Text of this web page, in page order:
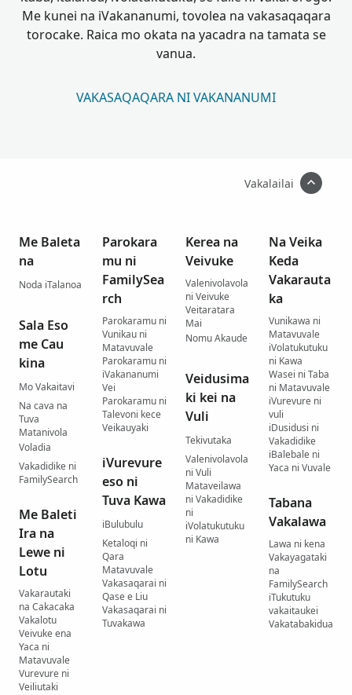
Me kunei na iVakananumi, tovolea na vakasaqaqara
torocake. Raica mo okata na yacadra na tamata se
vanua.
VAKASAQAQARA NI VAKANANUMI
Vakalailai
Me Baleta
na
Noda iTalanoa
Sala Eso
me Cau
kina
Mo Vakaitavi
Na cava na
Tuva
Matanivola
Voladia
Vakadidike ni
FamilySearch
Me Baleti
Ira na
Lewe ni
Lotu
Vakarautaki
na Cakacaka
Vakalotu
Veivuke ena
Yaca ni
Matavuvale
Vurevure ni
Veiliutaki
Parokara
mu ni
FamilySea
rch
Parokaramu ni
Vunikau ni
Matavuvale
Parokaramu ni
iVakananumi
Vei
Parokaramu ni
Talevoni kece
Veikauyaki
iVurevure
eso ni
Tuva Kawa
iBulubulu
Ketaloqi ni
Qara
Matavuvale
Vakasaqarai ni
Qase e Liu
Vakasaqarai ni
Tuvakawa
Kerea na
Veivuke
Valenivolavola
ni Veivuke
Veitaratara
Mai
Nomu Akaude
Veidusima
ki kei na
Vuli
Tekivutaka
Valenivolavola
ni Vuli
Mataveilawa
ni Vakadidike
ni
iVolatukutuku
ni Kawa
Na Veika
Keda
Vakarauta
ka
Vunikawa ni
Matavuvale
iVolatukutuku
ni Kawa
Wasei ni Taba
ni Matavuvale
iVurevure ni
vuli
iDusidusi ni
Vakadidike
iBalebale ni
Yaca ni Vuvale
Tabana
Vakalawa
Lawa ni kena
Vakayagataki
na
FamilySearch
iTukutuku
vakaitaukei
Vakatabakidua